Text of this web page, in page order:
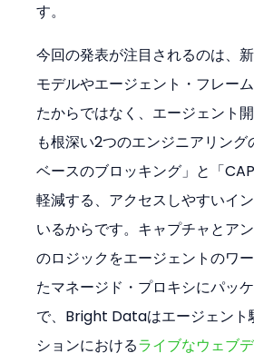
す。
今回の発表が注目されるのは、
モデルやエージェント・フレー
たからではなく、エージェント
も根深い2つのエンジニアリング
ベースのブロッキング」と「
軽減する、アクセスしやすいイ
いるからです。キャプチャとア
のロジックをエージェントのワ
たマネージド・プロキシにパッ
で、Bright Dataはエージェント
ションにおけるライブなウェブ